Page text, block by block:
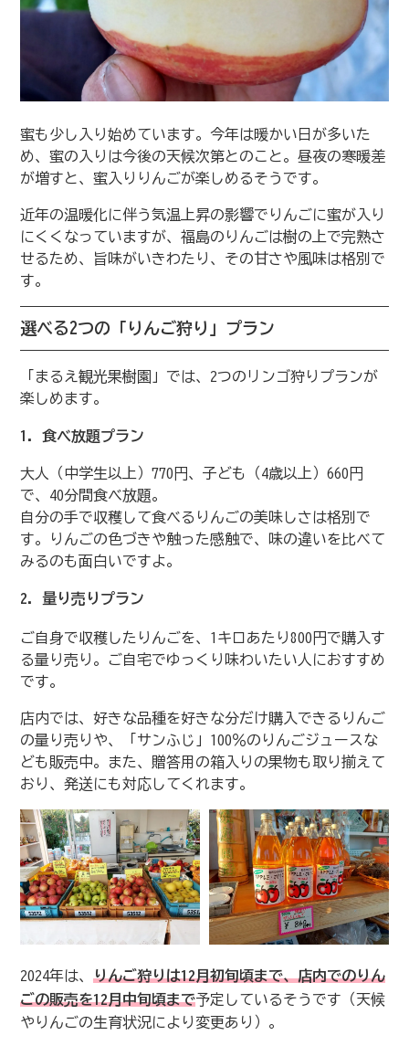
蜜も少し入り始めています。今年は暖かい日が多いた
め、蜜の入りは今後の天候次第とのこと。昼夜の寒暖差
が増すと、蜜入りりんごが楽しめるそうです。
近年の温暖化に伴う気温上昇の影響でりんごに蜜が入り
にくくなっていますが、福島のりんごは樹の上で完熟さ
せるため、旨味がいきわたり、その甘さや風味は格別で
す。
選べる2つの「りんご狩り」プラン
「まるえ観光果樹園」では、2つのリンゴ狩りプランが
楽しめます。
1. 食べ放題プラン
大人（中学生以上）770円、子ども（4歳以上）660円
で、40分間食べ放題。
自分の手で収穫して食べるりんごの美味しさは格別で
す。りんごの色づきや触った感触で、味の違いを比べて
みるのも面白いですよ。
2. 量り売りプラン
ご自身で収穫したりんごを、1キロあたり800円で購入す
る量り売り。ご自宅でゆっくり味わいたい人におすすめ
です。
店内では、好きな品種を好きな分だけ購入できるりんご
の量り売りや、「サンふじ」100％のりんごジュースな
ども販売中。また、贈答用の箱入りの果物も取り揃えて
おり、発送にも対応してくれます。
2024年は、 りんご狩りは12月初旬頃まで、店内でのりん
ごの販売を12月中旬頃まで予定しているそうです（天候
やりんごの生育状況により変更あり）。